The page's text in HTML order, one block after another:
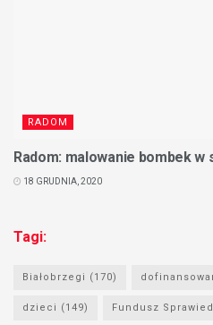
RADOM
Radom: malowanie bombek w
18 GRUDNIA, 2020
Tagi:
Białobrzegi (170)
dzieci (149) Fundusz